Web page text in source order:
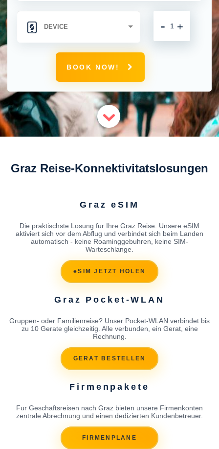
+
-
BOOK NOW!
Graz Reise-Konnektivitatslosungen
Graz eSIM
Die praktischste Losung fur Ihre Graz Reise. Unsere eSIM
aktiviert sich vor dem Abflug und verbindet sich beim Landen
automatisch - keine Roaminggebuhren, keine SIM-
Warteschlange.
eSIM JETZT HOLEN
Graz Pocket-WLAN
Gruppen- oder Familienreise? Unser Pocket-WLAN verbindet bis
zu 10 Gerate gleichzeitig. Alle verbunden, ein Gerat, eine
Rechnung.
GERAT BESTELLEN
Firmenpakete
Fur Geschaftsreisen nach Graz bieten unsere Firmenkonten
zentrale Abrechnung und einen dedizierten Kundenbetreuer.
FIRMENPLANE